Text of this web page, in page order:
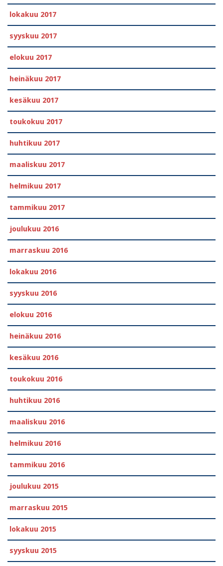
lokakuu 2017
syyskuu 2017
elokuu 2017
heinäkuu 2017
kesäkuu 2017
toukokuu 2017
huhtikuu 2017
maaliskuu 2017
helmikuu 2017
tammikuu 2017
joulukuu 2016
marraskuu 2016
lokakuu 2016
syyskuu 2016
elokuu 2016
heinäkuu 2016
kesäkuu 2016
toukokuu 2016
huhtikuu 2016
maaliskuu 2016
helmikuu 2016
tammikuu 2016
joulukuu 2015
marraskuu 2015
lokakuu 2015
syyskuu 2015